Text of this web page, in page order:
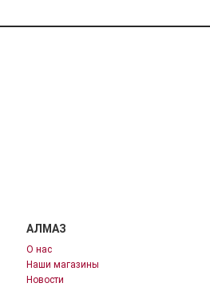
АЛМАЗ
О нас
Наши магазины
Новости